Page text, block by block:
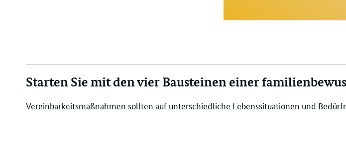
Starten Sie mit den vier Bausteinen einer
Vereinbarkeitsmaßnahmen sollten auf unterschiedliche Lebenssituationen und